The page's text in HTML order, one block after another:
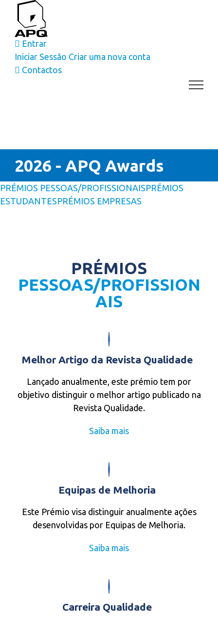
content
Entrar
Iniciar Sessão Criar uma nova conta
Contactos
2026 - APQ Awards
PRÉMIOS PESSOAS/PROFISSIONAISPRÉMIOS
ESTUDANTESPRÉMIOS EMPRESAS
PRÉMIOS
PESSOAS/PROFISSION
AIS
Melhor Artigo da Revista Qualidade
Lançado anualmente, este prémio tem por
objetivo distinguir o melhor artigo publicado na
Revista Qualidade.
Saiba mais
Equipas de Melhoria
Este Prémio visa distinguir anualmente ações
desenvolvidas por Equipas de Melhoria.
Saiba mais
Carreira Qualidade